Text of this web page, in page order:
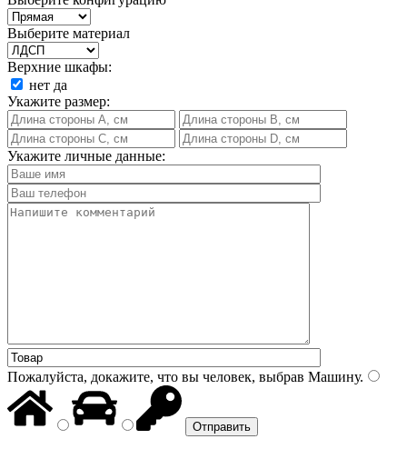
Выберите материал
Верхние шкафы:
нет да
Укажите размер:
Укажите личные данные:
Пожалуйста, докажите, что вы человек, выбрав Машину.